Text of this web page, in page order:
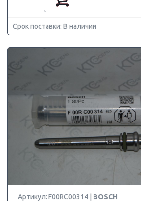
Срок поставки: В наличии
Артикул: F00RC00314 | BOSCH